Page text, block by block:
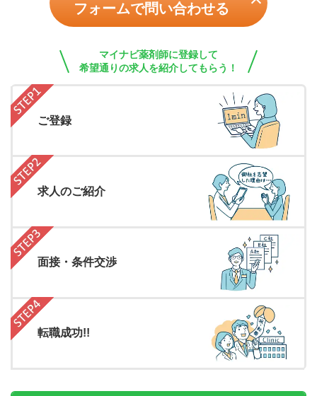
フォームで問い合わせる
マイナビ薬剤師に登録して
希望通りの求人を紹介してもらう！
ご登録
求人のご紹介
面接・条件交渉
転職成功!!